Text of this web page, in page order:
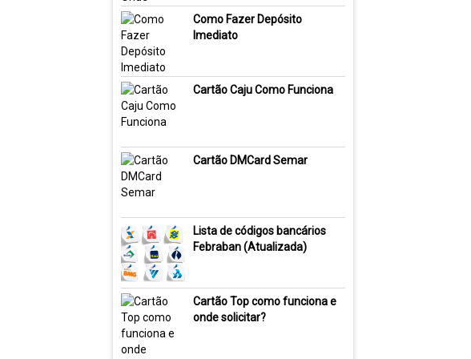
Como Fazer Depósito
Imediato
Cartão Caju Como Funciona
Cartão DMCard Semar
Lista de códigos bancários
Febraban (Atualizada)
Cartão Top como funciona e
onde solicitar?